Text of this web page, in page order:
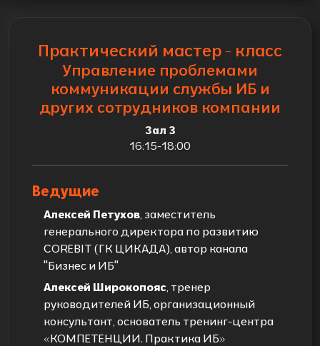
Практический мастер - класс
Управление проблемами
коммуникации службы ИБ и
других сотрудников компании
Зал 3
16:15-18:00
Ведущие
Алексей Петухов, заместитель
генерального директора по развитию
COREBIT (ГК ЦИКАДА), автор канала
"Бизнес и ИБ"
Алексей Широкопояс, тренер
руководителей ИБ, организационный
консультант, основатель тренинг-центра
«КОМПЕТЕНЦИИ. Практика ИБ»